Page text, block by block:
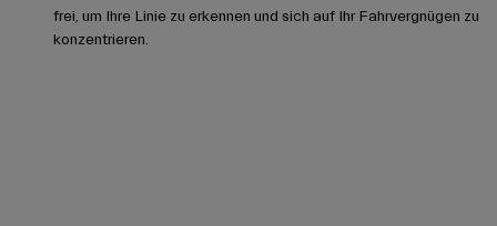
frei, um Ihre Linie zu erkennen und sich auf Ihr Fahrvergnügen zu
konzentrieren.